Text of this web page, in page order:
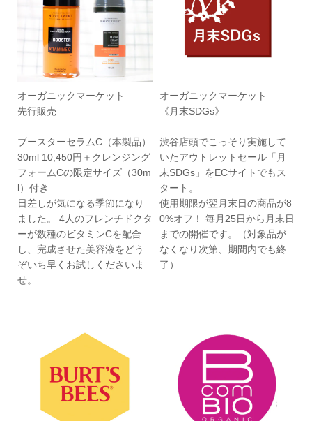
オーガニックマーケット
先行販売
ブースターセラムC（本製品）
30ml 10,450円＋クレンジング
フォームCの限定サイズ（30m
l）付き
日差しが気になる季節になり
ました。 4人のフレンチドクタ
ーが数種のビタミンCを配合
し、完成させた美容液をどう
ぞいち早くお試しくださいま
せ。
オーガニックマーケット
《月末SDGs》
渋谷店頭でこっそり実施して
いたアウトレットセール「月
末SDGs」をECサイトでもス
タート。
使用期限が翌月末日の商品が8
0%オフ！ 毎月25日から月末日
までの開催です。（対象品が
なくなり次第、期間内でも終
了）